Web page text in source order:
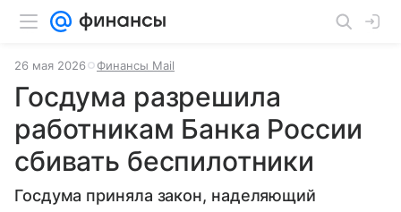
26 мая 2026 Финансы Mail
Госдума разрешила
работникам Банка России
сбивать беспилотники
Госдума приняла закон, наделяющий